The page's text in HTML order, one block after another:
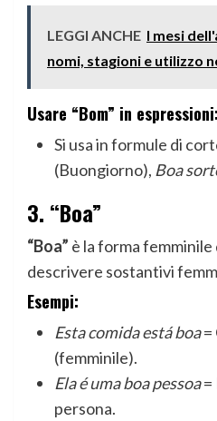
LEGGI ANCHE I mesi
nomi, stagioni e utilizzo
Usare “Bom” in espressioni:
Si usa in formule di
(Buongiorno), Boa
3. “Boa”
“Boa” è la forma femminile
descrivere sostantivi
Esempi:
Esta comida está boa=
(femminile).
Ela é uma boa pessoa=
persona.